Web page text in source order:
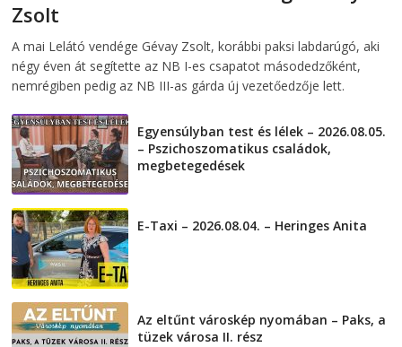
Zsolt
A mai Lelátó vendége Gévay Zsolt, korábbi paksi labdarúgó, aki
négy éven át segítette az NB I-es csapatot másodedzőként,
nemrégiben pedig az NB III-as gárda új vezetőedzője lett.
Egyensúlyban test és lélek – 2026.08.05.
– Pszichoszomatikus családok,
megbetegedések
E-Taxi – 2026.08.04. – Heringes Anita
Az eltűnt városkép nyomában – Paks, a
tüzek városa II. rész